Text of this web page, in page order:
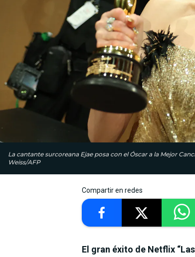
La cantante surcoreana Ejae posa con el Óscar a la Mejor
Weiss/AFP
Compartir en redes
El gran éxito de Netflix